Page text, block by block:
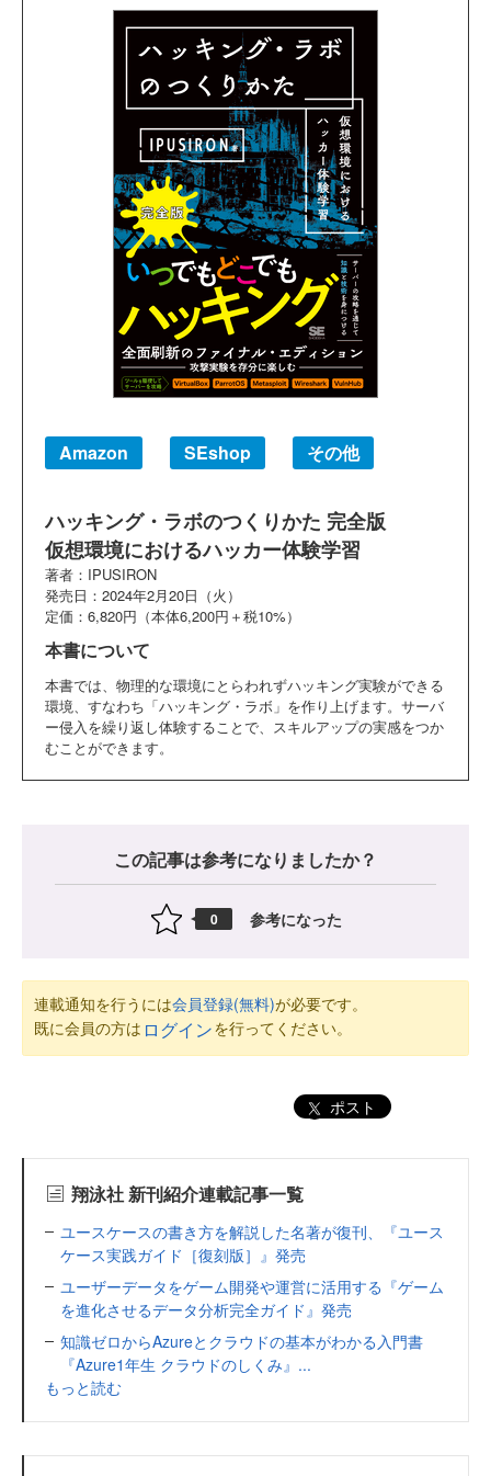
Amazon SEshop その他
ハッキング・ラボのつくりかた 完全版
仮想環境におけるハッカー体験学習
著者：IPUSIRON
発売日：2024年2月20日（火）
定価：6,820円（本体6,200円＋税10%）
本書について
本書では、物理的な環境にとらわれずハッキング実験ができる
環境、すなわち「ハッキング・ラボ」を作り上げます。サーバ
ー侵入を繰り返し体験することで、スキルアップの実感をつか
むことができます。
この記事は参考になりましたか？
0 参考になった
連載通知を行うには会員登録(無料)が必要です。
既に会員の方は ログインを行ってください。
ポスト
翔泳社 新刊紹介連載記事一覧
ユースケースの書き方を解説した名著が復刊、『ユース
ケース実践ガイド［復刻版］』発売
ユーザーデータをゲーム開発や運営に活用する『ゲーム
を進化させるデータ分析完全ガイド』発売
知識ゼロからAzureとクラウドの基本がわかる入門書
『Azure1年生 クラウドのしくみ』...
もっと読む